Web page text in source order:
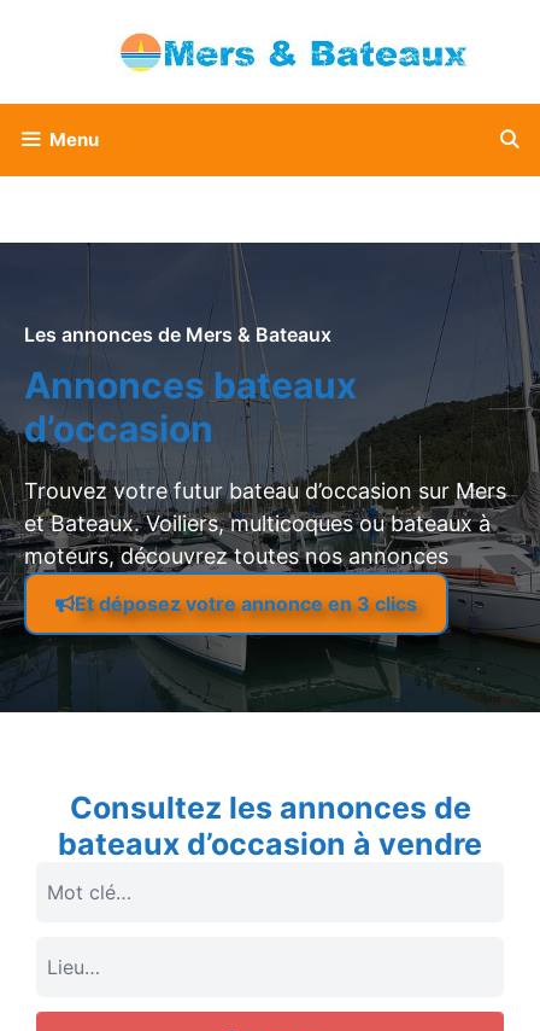
Menu
Les annonces de Mers & Bateaux
Annonces bateaux
d’occasion
Trouvez votre futur bateau d’occasion sur Mers
et Bateaux. Voiliers, multicoques ou bateaux à
moteurs, découvrez toutes nos annonces
Et déposez votre annonce en 3 clics
Consultez les annonces de
bateaux d’occasion à vendre